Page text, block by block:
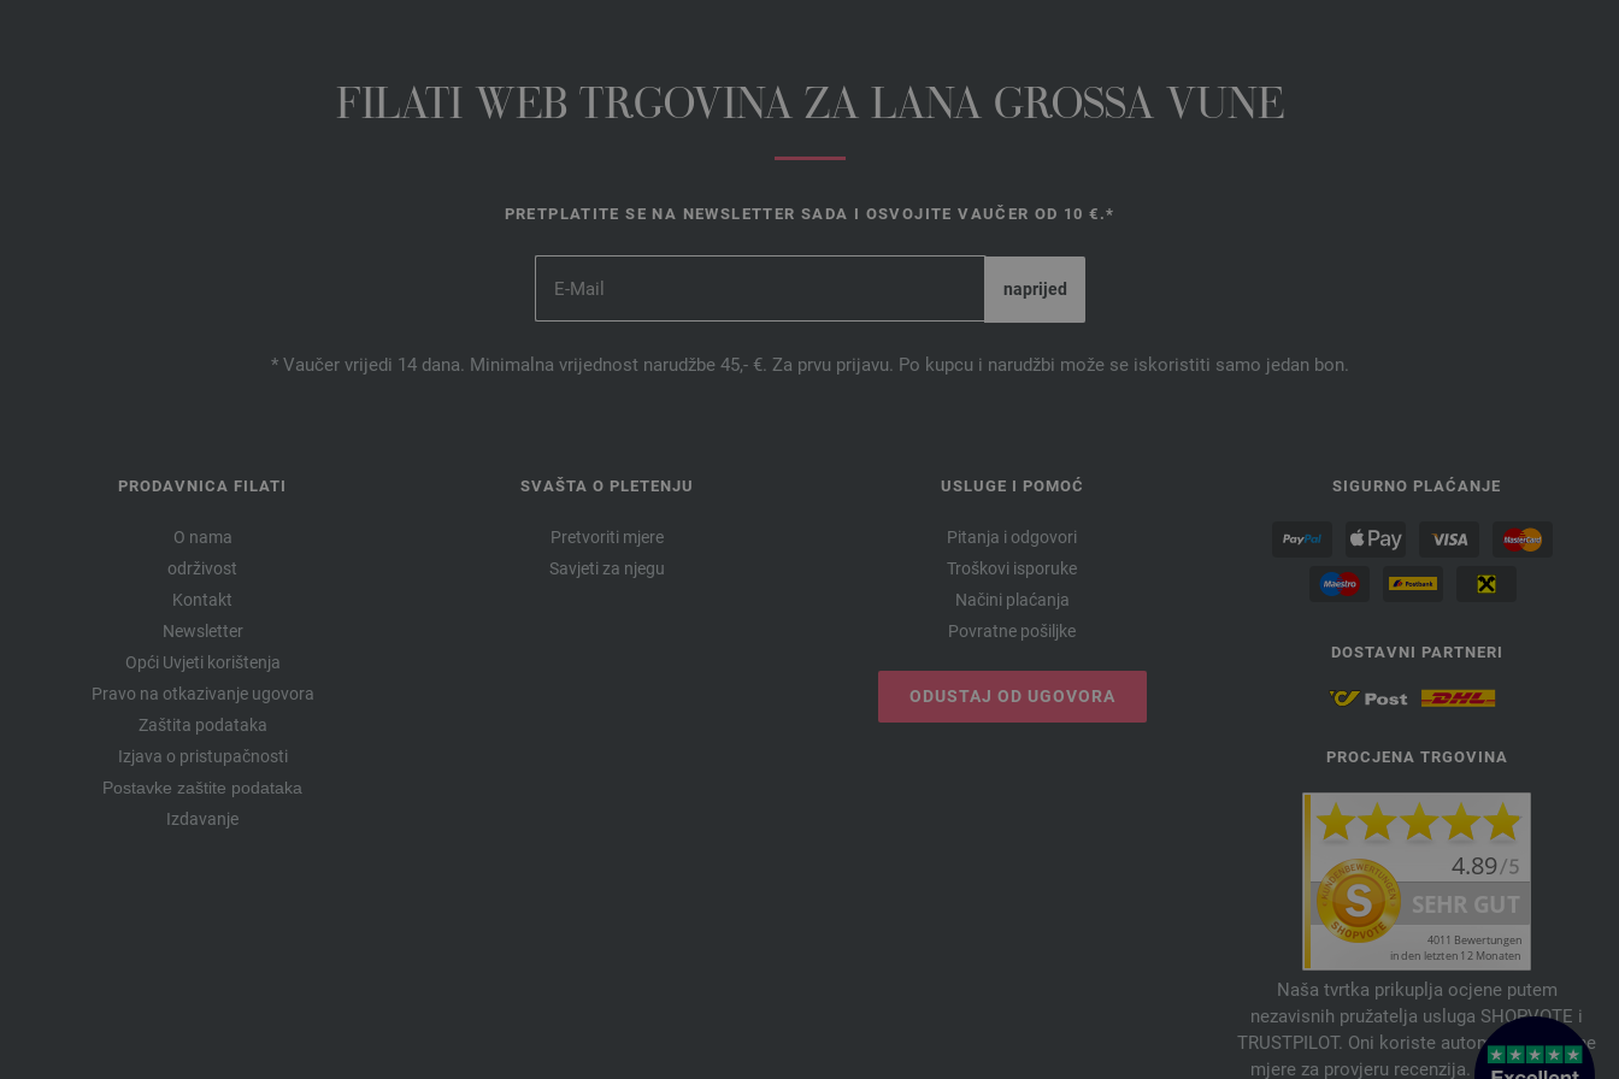
FILATI WEB TRGOVINA ZA LANA GROSSA VUNE
PRETPLATITE SE NA NEWSLETTER SADA I OSVOJITE VAUČER OD 10 €.*
* Vaučer vrijedi 14 dana. Minimalna vrijednost narudžbe 45,- €. Za prvu prijavu. Po kupcu i narudžbi može se iskoristiti samo jedan bon.
PRODAVNICA FILATI
O nama
održivost
Kontakt
Newsletter
Opći Uvjeti korištenja
Pravo na otkazivanje ugovora
Zaštita podataka
Izjava o pristupačnosti
Postavke zaštite podataka
Izdavanje
SVAŠTA O PLETENJU
Pretvoriti mjere
Savjeti za njegu
USLUGE I POMOĆ
Pitanja i odgovori
Troškovi isporuke
Načini plaćanja
Povratne pošiljke
ODUSTAJ OD UGOVORA
SIGURNO PLAĆANJE
DOSTAVNI PARTNERI
PROCJENA TRGOVINA
Naša tvrtka prikuplja ocjene putem
nezavisnih pružatelja usluga SHOPVOTE i
TRUSTPILOT. Oni koriste automatske i ručne
mjere za provjeru recenzija. Informacije o